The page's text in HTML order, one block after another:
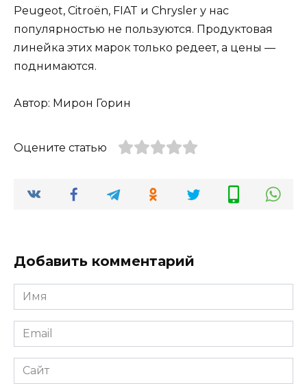
Peugeot, Citroёn, FIAT и Chrysler у нас
популярностью не пользуются. Продуктовая
линейка этих марок только редеет, а цены —
поднимаются.
Автор: Мирон Горин
Оцените статью
Добавить комментарий
Имя
*
Email
*
Сайт